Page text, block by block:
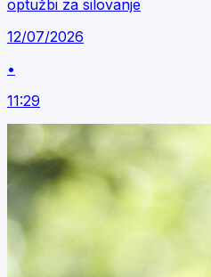
optužbi za silovanje
12/07/2026
•
11:29